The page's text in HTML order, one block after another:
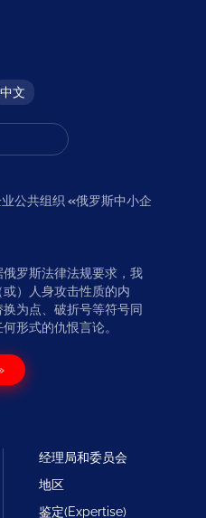
中文
公共组织 «俄罗斯中小企
罗斯法律法规要求，我
）人身攻击性质的内
为点、破折号等符号同
形式的仇恨言论。
经理局和委员会
地区
鉴定(Expertise)